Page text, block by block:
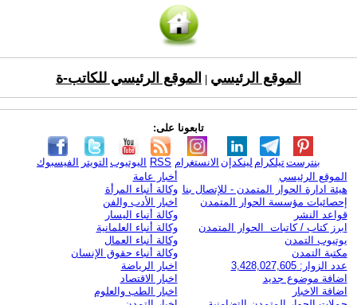
الموقع الرئيسي الموقع الرئيسي للكاتب-ة
تابعونا على:
الفيسبوك التويتر اليوتيوب RSS الانستغرام لينكدإن تيلكرامبنترست
الموقع الرئيسي
هيئة ادارة الحوار المتمدن - للإتصال بنا
إحصائيات مؤسسة الحوار المتمدن
قواعد النشر
ابرز كتاب / كاتبات الحوار المتمدن
يوتيوب التمدن
مكتبة التمدن
عدد الزوار: 3,428,027,605
اضافة موضوع جديد
اضافة الاخبار
أخبار عامة
وكالة أنباء المرأة
اخبار الأدب والفن
وكالة أنباء اليسار
وكالة أنباء العلمانية
وكالة أنباء العمال
وكالة أنباء حقوق الإنسان
اخبار الرياضة
اخبار الاقتصاد
اخبار الطب والعلوم